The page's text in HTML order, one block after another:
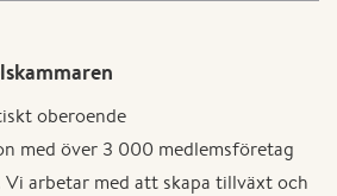
oberoende
med över 3 000 medlemsföretag
Vi arbetar med att skapa tillväxt och